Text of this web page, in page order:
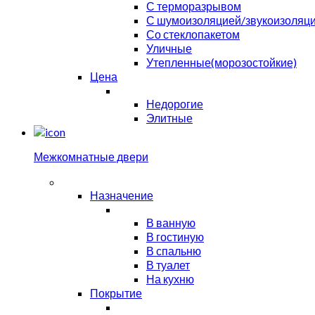
С терморазрывом
С шумоизоляцией/
Со стеклопакетом
Уличные
Утепленные(морозостойкие)
Цена
Недорогие
Элитные
Межкомнатные двери
Назначение
В ванную
В гостиную
В спальню
В туалет
На кухню
Покрытие